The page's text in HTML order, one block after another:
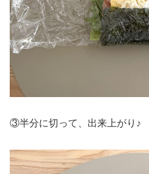
③半分に切って、出来上がり♪